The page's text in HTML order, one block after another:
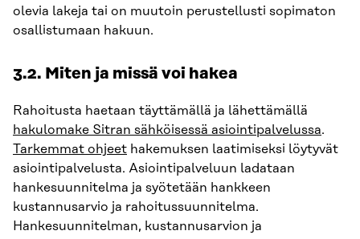
olevia lakeja tai on muutoin perustellusti sopimaton
osallistumaan hakuun.
3.2. Miten ja missä voi hakea
Rahoitusta haetaan täyttämällä ja lähettämällä
hakulomake Sitran sähköisessä asiointipalvelussa.
Tarkemmat ohjeet hakemuksen laatimiseksi löytyvät
asiointipalvelusta. Asiointipalveluun ladataan
hankesuunnitelma ja syötetään hankkeen
kustannusarvio ja rahoitussuunnitelma.
Hankesuunnitelman, kustannusarvion ja